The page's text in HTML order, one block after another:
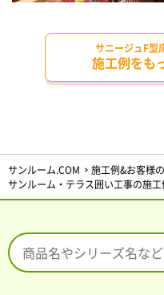
サニージュF型
施工例をも
サンルーム.COM
施工例&お客様
サンルーム・テラス囲い工事の施工